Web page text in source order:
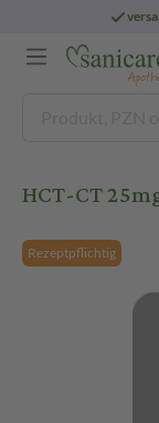
HCT-CT
Rezeptpflichtig